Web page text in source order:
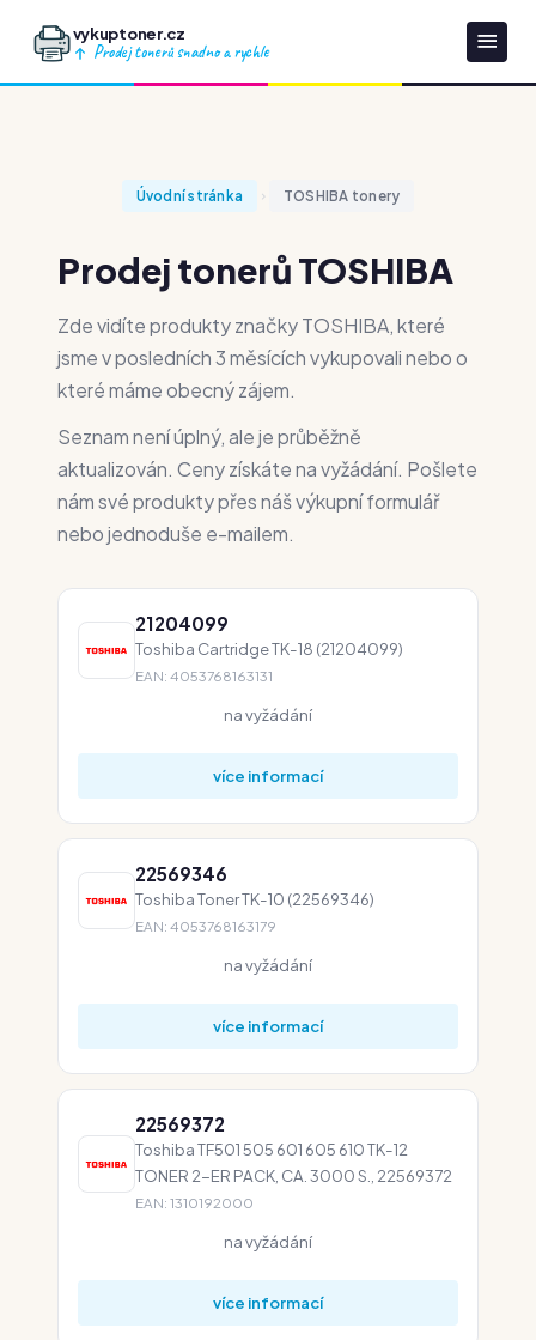
vykuptoner.cz
Prodej tonerů snadno a rychle
Úvodní stránka TOSHIBA tonery
Prodej tonerů TOSHIBA
Zde vidíte produkty značky TOSHIBA, které
jsme v posledních 3 měsících vykupovali nebo o
které máme obecný zájem.
Seznam není úplný, ale je průběžně
aktualizován. Ceny získáte na vyžádání. Pošlete
nám své produkty přes náš výkupní formulář
nebo jednoduše e-mailem.
21204099
Toshiba Cartridge TK-18 (21204099)
EAN: 4053768163131
na vyžádání
více informací
22569346
Toshiba Toner TK-10 (22569346)
EAN: 4053768163179
na vyžádání
více informací
22569372
Toshiba TF501 505 601 605 610 TK-12
TONER 2-ER PACK, CA. 3000 S., 22569372
EAN: 1310192000
na vyžádání
více informací